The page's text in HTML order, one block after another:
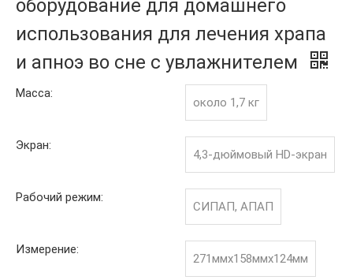
оборудование для домашнего
использования для лечения храпа
и апноэ во сне с увлажнителем
Масса:
около 1,7 кг
Экран:
4,3-дюймовый HD-экран
Рабочий режим:
СИПАП, АПАП
Измерение:
271ммx158ммx124мм